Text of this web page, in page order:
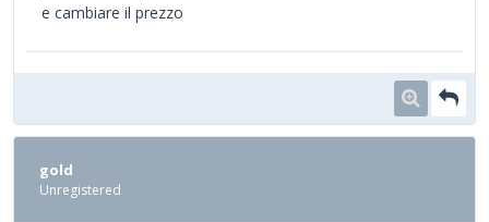
e cambiare il prezzo
gold
Unregistered